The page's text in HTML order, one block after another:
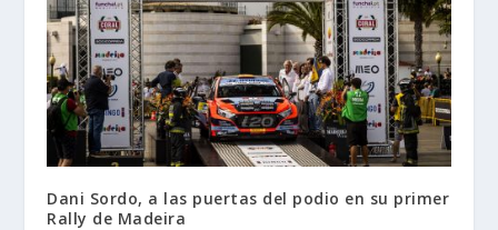
Dani Sordo, a las puertas del podio en su primer
Rally de Madeira